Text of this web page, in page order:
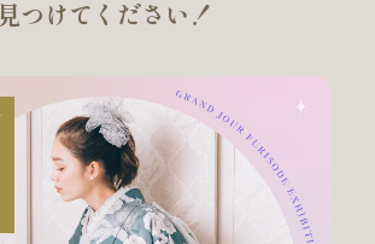
見つけてください！